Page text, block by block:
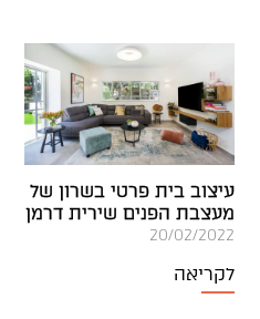
עיצוב בית פרטי בשרון של
מעצבת הפנים שירית דרמן
20/02/2022
לקריאה